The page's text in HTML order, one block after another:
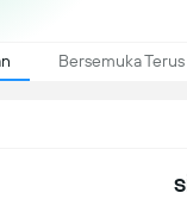
Bersemuka Terus